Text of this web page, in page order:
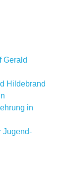
Gerald
Hildebrand
in
Jugend-